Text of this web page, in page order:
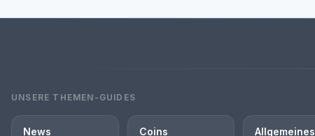
UNSERE THEMEN-GUIDES
News Coins Allgemeines